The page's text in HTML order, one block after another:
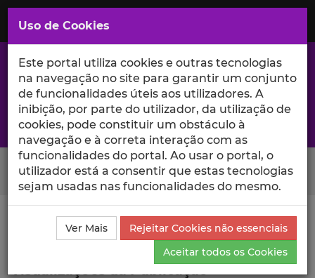
Saltar
para
Conteúdo
Principal
A excelência da investigação e ciência no Iscte
Search Button
Ciência_Iscte Publicações
Descrição Detalhada da
Publicação
Visualizações
Uso de Cookies
Este portal utiliza cookies e outras tecnologias
na navegação no site para garantir um conjunto
de funcionalidades úteis aos utilizadores. A
inibição, por parte do utilizador, da utilização de
cookies, pode constituir um obstáculo à
navegação e à correta interação com as
funcionalidades do portal. Ao usar o portal, o
utilizador está a consentir que estas tecnologias
sejam usadas nas funcionalidades do mesmo.
Ver Mais
Rejeitar Cookies não essenciais
Aceitar todos os Cookies